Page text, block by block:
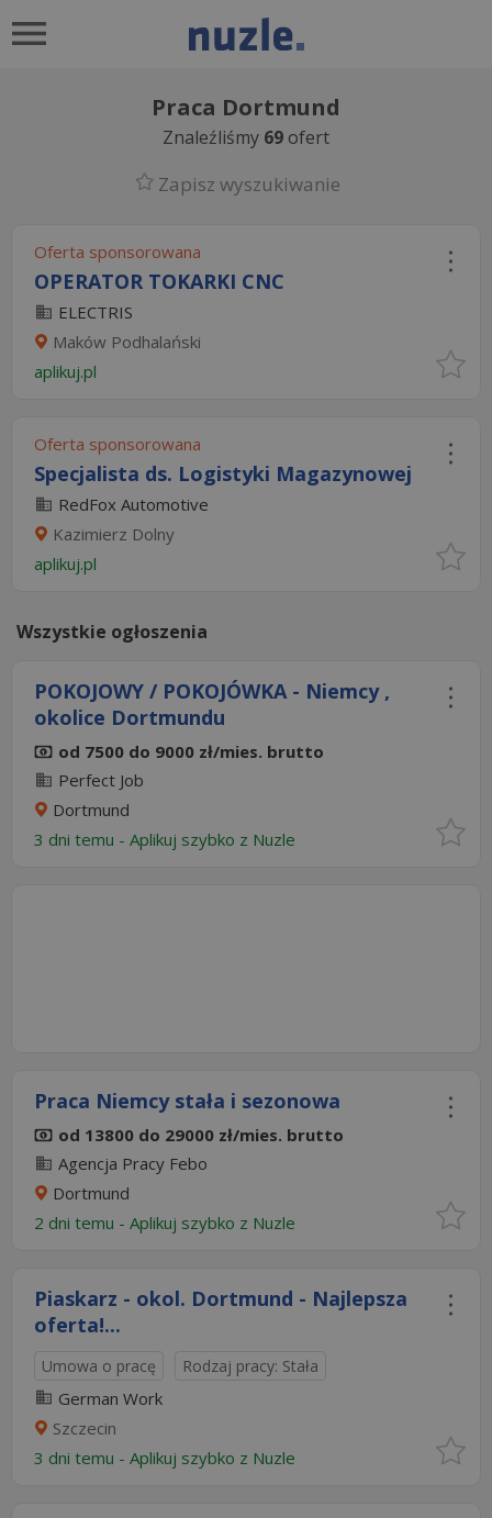
Praca Dortmund
Znaleźliśmy 69 ofert
Zapisz wyszukiwanie
Oferta sponsorowana
OPERATOR TOKARKI CNC
ELECTRIS
Maków Podhalański
aplikuj.pl
Oferta sponsorowana
Specjalista ds. Logistyki Magazynowej
RedFox Automotive
Kazimierz Dolny
aplikuj.pl
Wszystkie ogłoszenia
POKOJOWY / POKOJÓWKA - Niemcy ,
okolice Dortmundu
od 7500 do 9000 zł/mies. brutto
Perfect Job
Dortmund
3 dni temu - Aplikuj szybko z Nuzle
Praca Niemcy stała i sezonowa
od 13800 do 29000 zł/mies. brutto
Agencja Pracy Febo
Dortmund
2 dni temu - Aplikuj szybko z Nuzle
Piaskarz - okol. Dortmund - Najlepsza
oferta!...
Umowa o pracę Rodzaj pracy: Stała
German Work
Szczecin
3 dni temu - Aplikuj szybko z Nuzle